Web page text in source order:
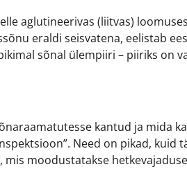
aglutineerivas (liitvas)
eraldi seisvatena, eelistab
sõnal ülempiiri – piiriks on
kantud ja mida
Need on pikad, kuid
mis moodustatakse